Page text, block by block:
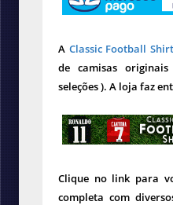
A Classic Football
de camisas
seleções ). A loja faz
Clique no link para
completa com